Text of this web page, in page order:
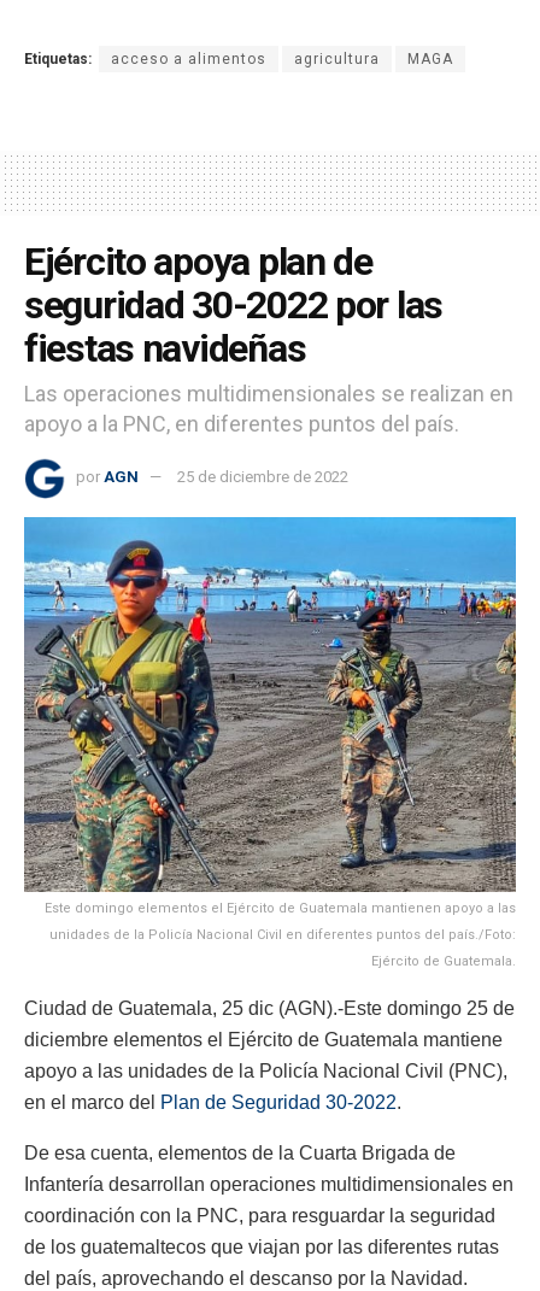
Etiquetas: acceso a alimentos agricultura MAGA
Ejército apoya plan de
seguridad 30-2022 por las
fiestas navideñas
Las operaciones multidimensionales se realizan en
apoyo a la PNC, en diferentes puntos del país.
por AGN 25 de diciembre de 2022
Este domingo elementos el Ejército de Guatemala mantienen apoyo a las
unidades de la Policía Nacional Civil en diferentes puntos del país./Foto:
Ejército de Guatemala.
Ciudad de Guatemala, 25 dic (AGN).-Este domingo 25 de
diciembre elementos el Ejército de Guatemala mantiene
apoyo a las unidades de la Policía Nacional Civil (PNC),
en el marco del Plan de Seguridad 30-2022.
De esa cuenta, elementos de la Cuarta Brigada de
Infantería desarrollan operaciones multidimensionales en
coordinación con la PNC, para resguardar la seguridad
de los guatemaltecos que viajan por las diferentes rutas
del país, aprovechando el descanso por la Navidad.